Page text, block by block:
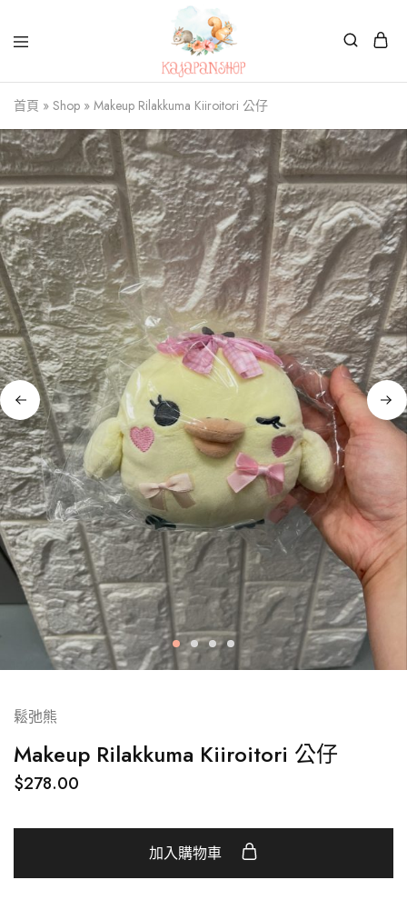
Kajapanshop
日
韓
百
貨
店
首頁 » Shop » Makeup Rilakkuma Kiiroitori 公仔
鬆弛熊
Makeup Rilakkuma Kiiroitori 公仔
$278.00
加入購物車